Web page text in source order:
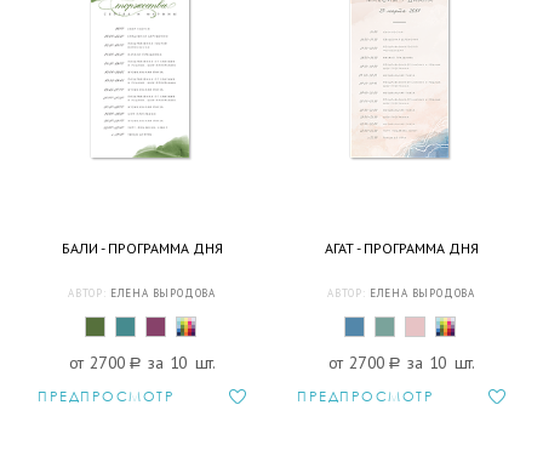
БАЛИ - ПРОГРАММА ДНЯ
АВТОР: ЕЛЕНА ВЫРОДОВА
от 2700 a за 10 шт.
ПРЕДПРОСМОТР
АГАТ - ПРОГРАММА ДНЯ
АВТОР: ЕЛЕНА ВЫРОДОВА
от 2700 a за 10 шт.
ПРЕДПРОСМОТР